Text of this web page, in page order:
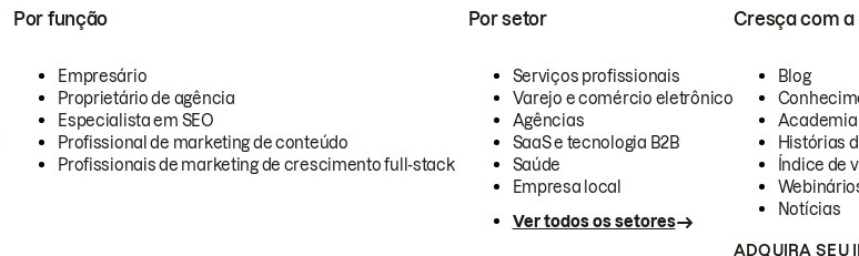
Por função
Empresário
Proprietário de agência
Especialista em SEO
Profissional de marketing de conteúdo
Profissionais de marketing de crescimento full-stack
Por setor
Serviços profissionais
Varejo e comércio eletrônico
Agências
SaaS e tecnologia B2B
Saúde
Empresa local
Ver todos os setores
Cresça com a
Blog
Academia
Histórias
Índice de
Notícias
ADQUIRA SEU